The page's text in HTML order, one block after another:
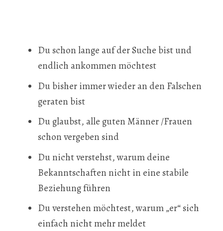
Du schon lange auf der Suche bist und
endlich ankommen möchtest
Du bisher immer wieder an den Falschen
geraten bist
Du glaubst, alle guten Männer /Frauen
schon vergeben sind
Du nicht verstehst, warum deine
Bekanntschaften nicht in eine stabile
Beziehung führen
Du verstehen möchtest, warum „er“ sich
einfach nicht mehr meldet